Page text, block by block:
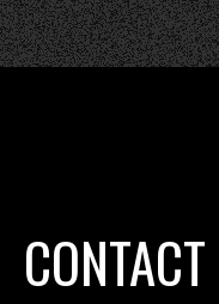
CONTACT